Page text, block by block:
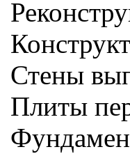
Стены
Плиты